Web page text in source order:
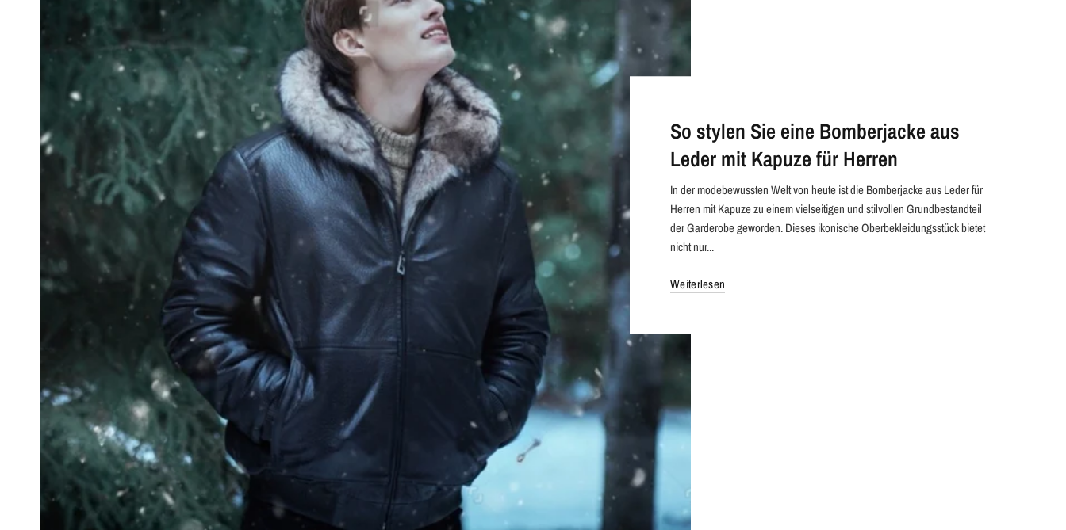
So stylen Sie eine Bomberjacke aus
Leder mit Kapuze für Herren
In der modebewussten Welt von heute ist die Bomberjacke aus Leder für
Herren mit Kapuze zu einem vielseitigen und stilvollen Grundbestandteil
der Garderobe geworden. Dieses ikonische Oberbekleidungsstück bietet
nicht nur...
Weiterlesen